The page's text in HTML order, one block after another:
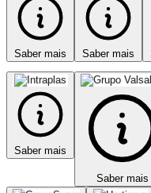
Saber mais Saber mais
Saber mais
Saber mais